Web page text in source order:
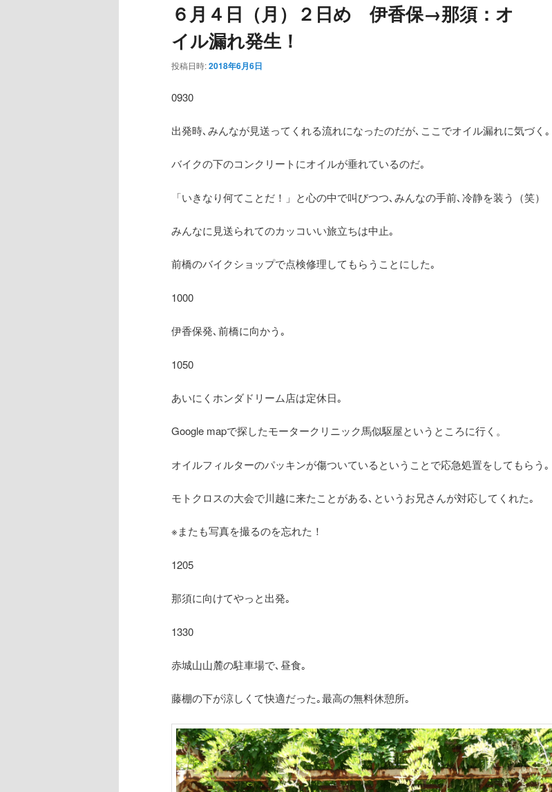
６月４日（月）２日め 伊香保→那須：オ
イル漏れ発生！
投稿日時:2018年6月6日
0930
出発時､みんなが見送ってくれる流れになったのだが､ ここでオイル漏れに気づく｡
バイクの下のコンクリートにオイルが垂れているのだ｡
「いきなり何てことだ！」と心の中で叫びつつ､みんなの手前､冷静を装う（笑）
みんなに見送られてのカッコいい旅立ちは中止｡
前橋のバイクショップで点検修理してもらうことにした｡
1000
伊香保発､前橋に向かう｡
1050
あいにくホンダドリーム店は定休日｡
Google mapで探したモータークリニック馬似駆屋というところに行く。
オイルフィルターのパッキンが傷ついているということで応急処置をしてもらう｡
モトクロスの大会で川越に来たことがある､というお兄さんが対応してくれた｡
※またも写真を撮るのを忘れた！
1205
那須に向けてやっと出発｡
1330
赤城山山麓の駐車場で､昼食｡
藤棚の下が涼しくて快適だった｡最高の無料休憩所｡